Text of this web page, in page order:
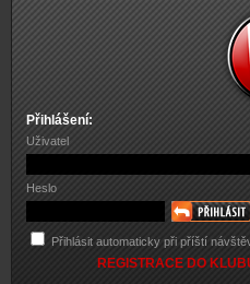
Přihlášení:
Uživatel
Heslo
Přihlásit automaticky při příští
REGISTRACE DO